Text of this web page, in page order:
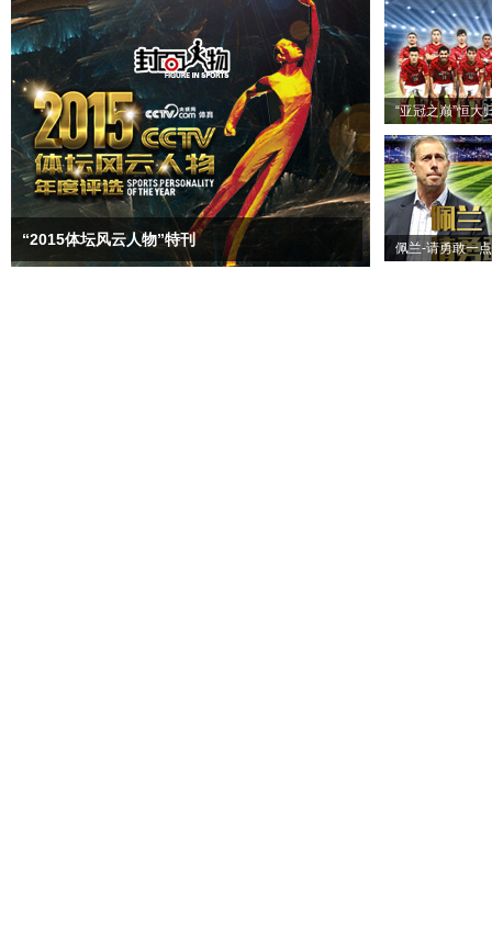
“2015体坛风云人物”特刊
“亚冠之巅”恒大
佩兰-请勇敢一点